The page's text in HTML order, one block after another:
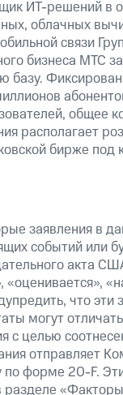
ИТ-решений в
облачных
связи
бизнеса МТС
базу.
общее
располагает
бирже под
заявления в
событий или
акта
что эти
могут
с целью
отправляет
по форме 20-F.